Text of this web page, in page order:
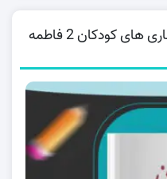
دانلود PDF کتاب ژلوفن بیماری های کودکان 2 فاطمه